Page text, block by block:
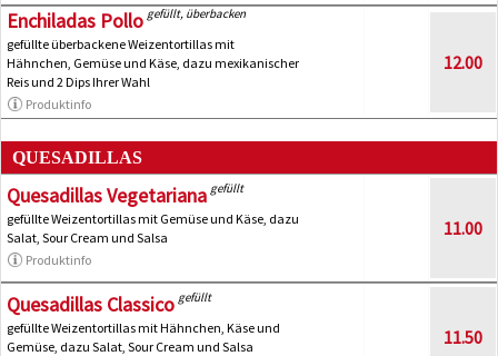
Enchiladas Pollo gefüllt, überbacken
gefüllte überbackene Weizentortillas mit
Hähnchen, Gemüse und Käse, dazu mexikanischer
Reis und 2 Dips Ihrer Wahl
Produktinfo
12.00
QUESADILLAS
Quesadillas Vegetariana gefüllt
gefüllte Weizentortillas mit Gemüse und Käse, dazu
Salat, Sour Cream und Salsa
Produktinfo
11.00
Quesadillas Classico gefüllt
gefüllte Weizentortillas mit Hähnchen, Käse und
Gemüse, dazu Salat, Sour Cream und Salsa
11.50